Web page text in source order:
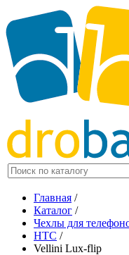
Главная /
Каталог /
Чехлы для
HTC /
Vellini Lux-flip